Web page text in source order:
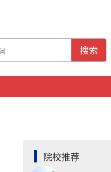
搜索
院校推荐